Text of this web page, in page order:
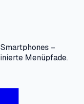
–
Menüpfade.